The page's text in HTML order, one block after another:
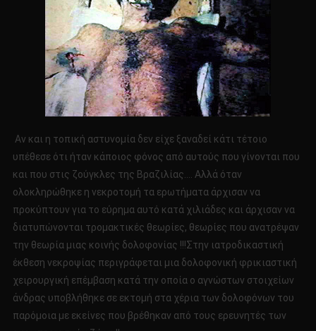
Αν και η τοπική αστυνομία δεν είχε ξαναδεί κάτι τέτοιο
υπέθεσε ότι ήταν κάποιος φόνος από αυτούς που γίνονται που
και που στις ζούγκλες της Βραζιλίας…. Αλλά όταν
ολοκληρώθηκε η νεκροτομή τα ερωτήματα άρχισαν να
προκύπτουν για το εύρημα αυτό κατά χιλιάδες και άρχισαν να
διατυπώνονται τρομακτικές θεωρίες, θεωρίες που ανατρέψαν
την θεωρία μιας κοινής δολοφονίας !!!Στην ιατροδικαστική
έκθεση νεκροψίας περιγράφεται μια δολοφονική φρικιαστική
χειρουργική επέμβαση κατά την οποία ο αγνώστων στοιχείων
άνδρας υποβλήθηκε σε εκτομή στα χέρια των δολοφόνων του
παρόμοια με εκείνες που βρέθηκαν από τους ερευνητές των